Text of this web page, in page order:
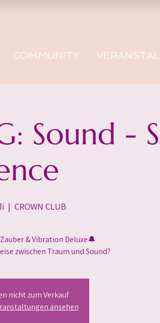
COMMUNITY
Sound -
  |
CROWN CLUB
& Vibration Deluxe🔔
zwischen Traum und Sound?
nicht zum Verkauf
ansehen